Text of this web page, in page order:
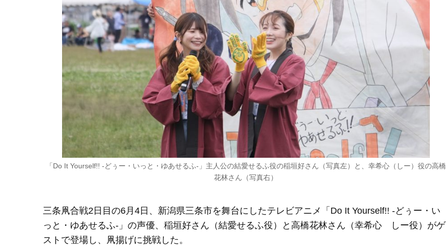
「Do It Yourself!! -どぅー・いっと・ゆあせるふ-」主人公の結愛せるふ役の稲垣好さん（写真左）と、幸希心（しー）役の高橋
花林さん（写真右）
三条凧合戦2日目の6月4日、新潟県三条市を舞台にしたテレビアニメ「Do It Yourself!! -どぅー・い
っと・ゆあせるふ-」の声優、稲垣好さん（結愛せるふ役）と高橋花林さん（幸希心 しー役）がゲ
ストで登場し、凧揚げに挑戦した。